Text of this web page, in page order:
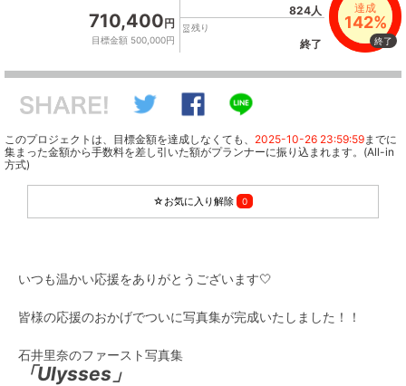
710,400円
目標金額 500,000円
824人
残り
終了
達成
142%
終了
このプロジェクトは、目標金額を達成しなくても、 2025-10-26 23:59:59までに
集まった金額から手数料を差し引いた額がプランナーに振り込まれます。(All-in
方式)
☆お気に入り解除 0
いつも温かい応援をありがとうございます🤍
皆様の応援のおかげでついに写真集が完成いたしました！！
石井里奈のファースト写真集
「Ulysses」